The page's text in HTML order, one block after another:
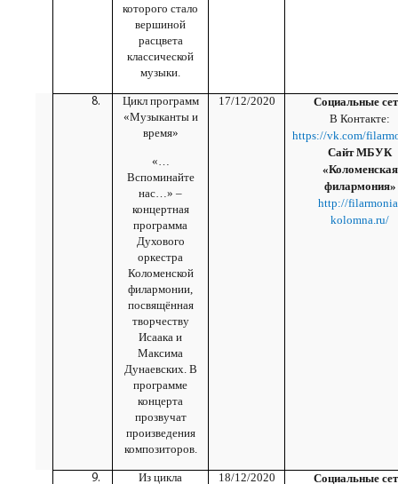
которого стало
вершиной
расцвета
классической
музыки.
Цикл программ
«Музыканты и
время»
«…
Вспоминайте
нас…» –
концертная
программа
Духового
оркестра
Коломенской
филармонии,
посвящённая
творчеству
Исаака и
Максима
Дунаевских. В
программе
концерта
прозвучат
произведения
композиторов.
17/12/2020
Социальные
В Контакте:
https://vk.com/
Сайт МБУК
«Коломенская
филармония»
http://
kolomna.ru/
Из цикла 18/12/2020 Социальные